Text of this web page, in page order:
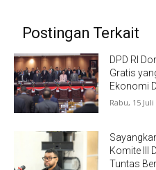
Postingan Terkait
DPD RI
Gratis
Ekonomi
Rabu, 15 Juli
Komite III
Tuntas